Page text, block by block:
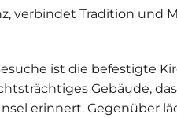
verbindet Tradition und
ist die befestigte
Gebäude,
erinnert. Gegenüber